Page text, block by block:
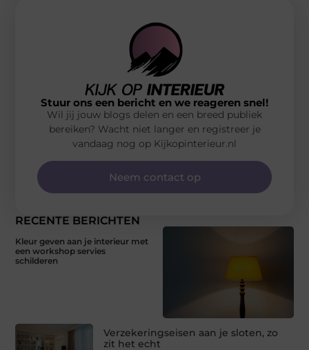
RECENTE BERICHTEN
Kleur geven aan je interieur met
een workshop servies
schilderen
Verzekeringseisen aan je sloten, zo
zit het echt
Stuur ons een bericht en we reageren snel!
Wil jij jouw blogs delen en een breed publiek
bereiken? Wacht niet langer en registreer je
vandaag nog op Kijkopinterieur.nl
Neem contact op